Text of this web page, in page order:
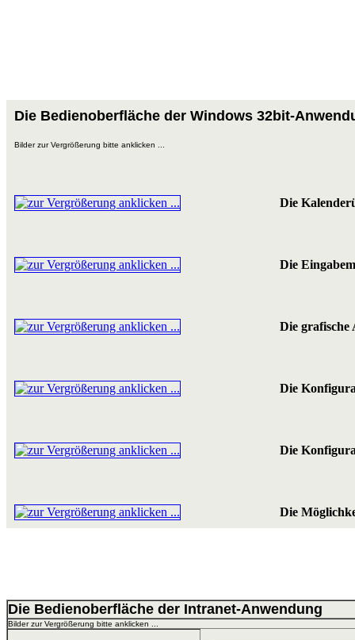
Die Bedienoberfläche der Windows 32bit-
Bilder zur Vergrößerung bitte anklicken ...
Die
Die
Die grafische
Die
Die
Die
Die Bedienoberfläche der Intranet-Anwendung
Bilder zur Vergrößerung bitte anklicken ...